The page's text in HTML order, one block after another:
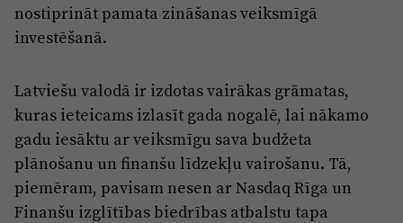
nostiprināt pamata zināšanas veiksmīgā
investēšanā.
Latviešu valodā ir izdotas vairākas grāmatas,
kuras ieteicams izlasīt gada nogalē, lai nākamo
gadu iesāktu ar veiksmīgu sava budžeta
plānošanu un finanšu līdzekļu vairošanu. Tā,
piemēram, pavisam nesen ar Nasdaq Rīga un
Finanšu izglītības biedrības atbalstu tapa